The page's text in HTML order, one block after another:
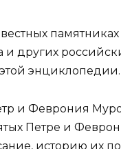
и других
этой энциклопедии.
и Феврония
Петре и
историю их